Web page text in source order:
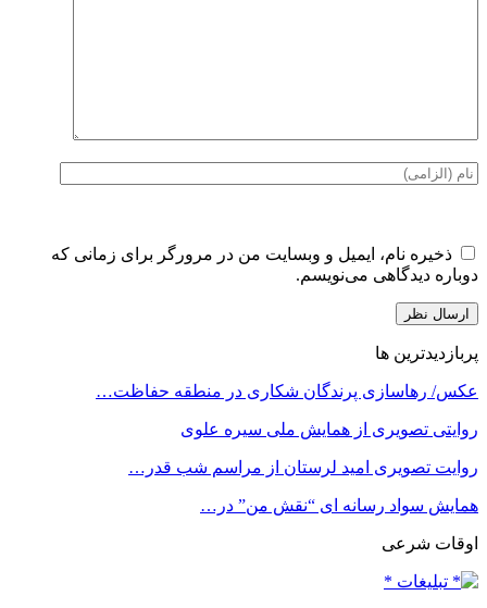
ذخیره نام، ایمیل و وبسایت من در مرورگر برای زمانی که
دوباره دیدگاهی می‌نویسم.
پربازدیدترین ها
عکس/ رهاسازی پرندگان شکاری در منطقه حفاظت…
روایتی تصویری از همایش ملی سیره علوی
روایت تصویری امید لرستان از مراسم شب قدر…
همایش سواد رسانه ای “نقش من” در…
اوقات شرعی